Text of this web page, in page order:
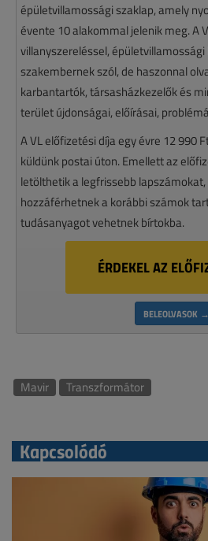
épületvillamossági szaklap, amely
évente 10 alakommal jelenik meg. A
villanyszereléssel,
szakembernek szól, de haszonnal
karbantartók, társasházkezelők és
terület újdonságai, előírásai,
A VL előfizetési díja egy évre 12 990
küldünk postai úton. Emellett az
letölthetik a legfrissebb
hozzáférhetnek a korábbi számok
tudásanyagot vehetnek bírtokba.
ÉRDEKEL AZ
BELEOLVASOK →
Mavir Transzformátor
Kapcsolódó